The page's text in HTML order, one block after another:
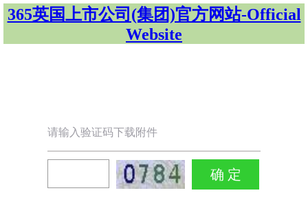
365英国上市公司(集团)官方网站-Official
Website
请输入验证码下载附件